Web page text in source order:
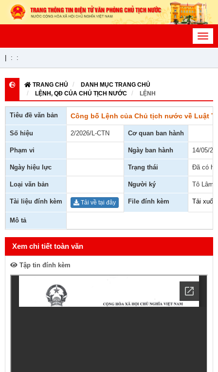
: :
TRANG CHỦ
DANH MỤC TRANG CHỦ
LỆNH, QĐ CỦA CHỦ TỊCH NƯỚC
LỆNH
Tiêu đề văn bản Công bố Lệnh của Chủ tịch nước về Luật
Số hiệu 2/2026/L-CTN Cơ quan ban hành
Phạm vi Ngày ban hành 14/05/
Ngày hiệu lực Trạng thái Đã có
Loại văn bản Người ký Tô Lâm
Tài liệu đính kèm Tải về tại đây File đính kèm Tải
Mô tả
Xem chi tiết toàn văn
Tập tin đính kèm